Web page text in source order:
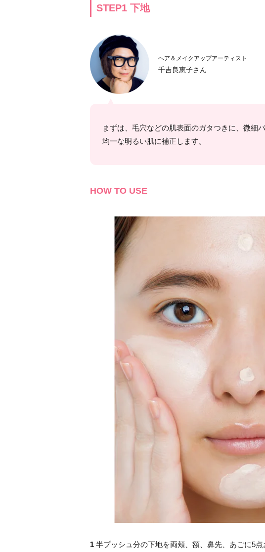
STEP1 下地
ヘア＆メイクアップアーティスト
千吉良恵子さん
まずは、毛穴などの肌表面のガタつきに、微細
均一な明るい肌に補正します。
HOW TO USE
1 半プッシュ分の下地を両頬、額、鼻先、あごに5